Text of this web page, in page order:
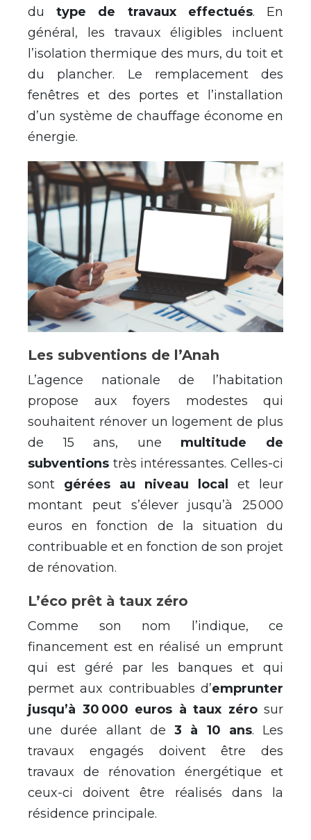
dutype de travaux effectués. En
général, les travaux éligibles incluent
l’isolation thermique des murs, du toit et
du plancher. Le remplacement des
fenêtres et des portes et l’installation
d’un système de chauffage économe en
énergie.
Les subventions de l’Anah
L’agence nationale de l’habitation
propose aux foyers modestes qui
souhaitent rénover un logement de plus
de 15 ans, une multitude de
subventions très intéressantes. Celles-ci
sont gérées au niveau local
et leur
montant peut s’élever jusqu’à 25 000
euros en fonction de la situation du
contribuable et en fonction de son projet
de rénovation.
L’éco prêt à taux zéro
Comme son nom l’indique, ce
financement est en réalisé un emprunt
qui est géré par les banques et qui
permet aux contribuables d’emprunter
jusqu’à 30 000 euros à taux zérosur
une durée allant de 3 à 10 ans. Les
travaux engagés doivent être des
travaux de rénovation énergétique et
ceux-ci doivent être réalisés dans la
résidence principale.